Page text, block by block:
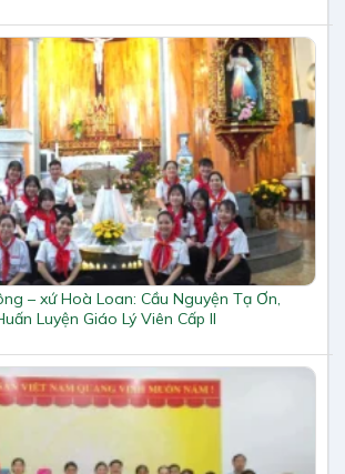
– xứ Hoà Loan: Cầu Nguyện Tạ Ơn,
Luyện Giáo Lý Viên Cấp II